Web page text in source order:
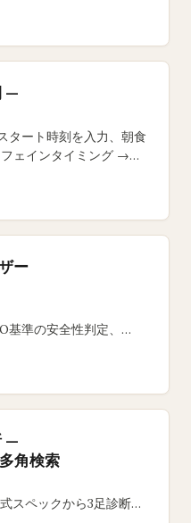
ズ選択も自在。
—
タート時刻を入力、朝食
ェインタイミング →
ー
準の安全性判定、
します。
—
角検索
スペックから3足診断。